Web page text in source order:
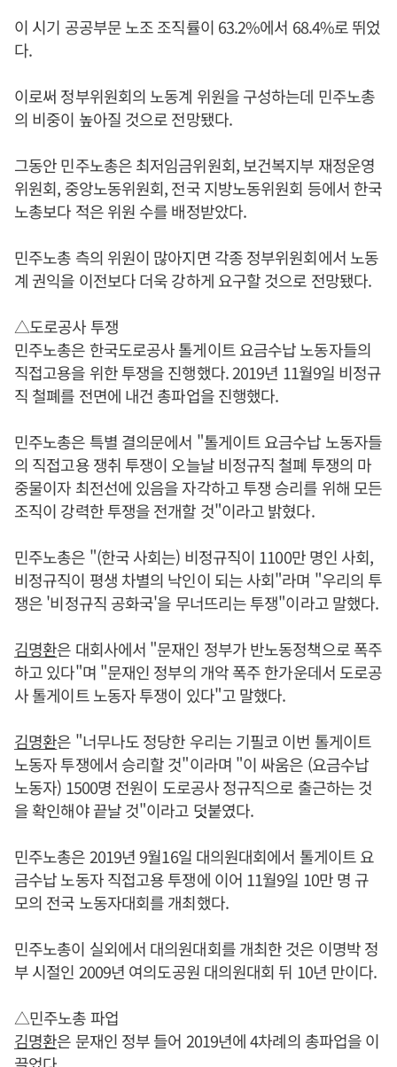
이 시기 공공부문 노조 조직률이 63.2%에서 68.4%로 뛰었
다.
이로써 정부위원회의 노동계 위원을 구성하는데 민주노총
의 비중이 높아질 것으로 전망됐다.
그동안 민주노총은 최저임금위원회, 보건복지부 재정운영
위원회, 중앙노동위원회, 전국 지방노동위원회 등에서 한국
노총보다 적은 위원 수를 배정받았다.
민주노총 측의 위원이 많아지면 각종 정부위원회에서 노동
계 권익을 이전보다 더욱 강하게 요구할 것으로 전망됐다.
△도로공사 투쟁
민주노총은 한국도로공사 톨게이트 요금수납 노동자들의
직접고용을 위한 투쟁을 진행했다. 2019년 11월9일 비정규
직 철폐를 전면에 내건 총파업을 진행했다.
민주노총은 특별 결의문에서 "톨게이트 요금수납 노동자들
의 직접고용 쟁취 투쟁이 오늘날 비정규직 철폐 투쟁의 마
중물이자 최전선에 있음을 자각하고 투쟁 승리를 위해 모든
조직이 강력한 투쟁을 전개할 것"이라고 밝혔다.
민주노총은 "(한국 사회는) 비정규직이 1100만 명인 사회,
비정규직이 평생 차별의 낙인이 되는 사회"라며 "우리의 투
쟁은 '비정규직 공화국'을 무너뜨리는 투쟁"이라고 말했다.
김명환은 대회사에서 "문재인 정부가 반노동정책으로 폭주
하고 있다"며 "문재인 정부의 개악 폭주 한가운데서 도로공
사 톨게이트 노동자 투쟁이 있다"고 말했다.
김명환은 "너무나도 정당한 우리는 기필코 이번 톨게이트
노동자 투쟁에서 승리할 것"이라며 "이 싸움은 (요금수납
노동자) 1500명 전원이 도로공사 정규직으로 출근하는 것
을 확인해야 끝날 것"이라고 덧붙였다.
민주노총은 2019년 9월16일 대의원대회에서 톨게이트 요
금수납 노동자 직접고용 투쟁에 이어 11월9일 10만 명 규
모의 전국 노동자대회를 개최했다.
민주노총이 실외에서 대의원대회를 개최한 것은 이명박 정
부 시절인 2009년 여의도공원 대의원대회 뒤 10년 만이다.
△민주노총 파업
김명환은 문재인 정부 들어 2019년에 4차례의 총파업을 이